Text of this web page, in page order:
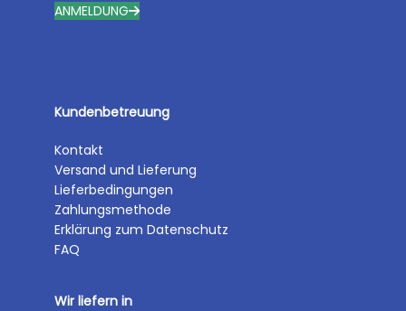
ANMELDUNG
Kundenbetreuung
Kontakt
Versand und Lieferung
Lieferbedingungen
Zahlungsmethode
Erklärung zum Datenschutz
FAQ
Wir liefern in